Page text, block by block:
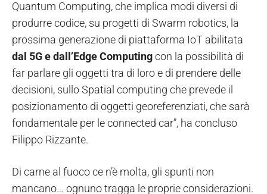
Quantum Computing, che implica modi diversi di
produrre codice, su progetti di Swarm robotics, la
prossima generazione di piattaforma IoT abilitata
dal 5G e dall’Edge Computingcon la possibilità di
far parlare gli oggetti tra di loro e di prendere delle
decisioni, sullo Spatial computing che prevede il
posizionamento di oggetti georeferenziati, che sarà
fondamentale per le connected car”, ha concluso
Filippo Rizzante.
Di carne al fuoco ce n’è molta, gli spunti non
mancano… ognuno tragga le proprie considerazioni.